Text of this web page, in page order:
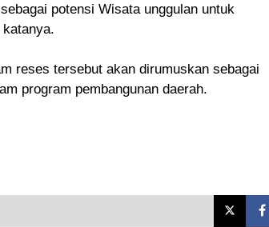
potensi Wisata unggulan untuk
reses tersebut akan dirumuskan sebagai
program pembangunan daerah.